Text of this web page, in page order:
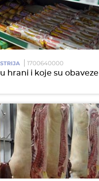
1700640000
hrani i koje su obaveze